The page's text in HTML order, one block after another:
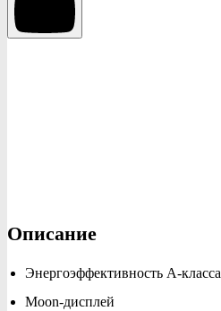
Описание
Энергоэффективность А-класса
Moon-дисплей